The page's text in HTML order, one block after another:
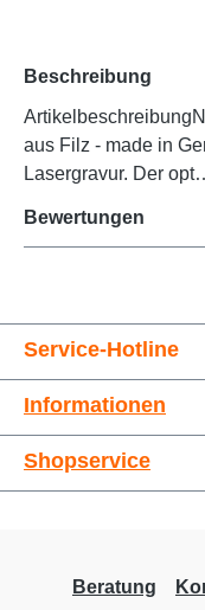
Beschreibung
aus Filz - made in
Lasergravur. Der
Bewertungen
Service-Hotline
Informationen
Shopservice
Beratung
Großer Cursor